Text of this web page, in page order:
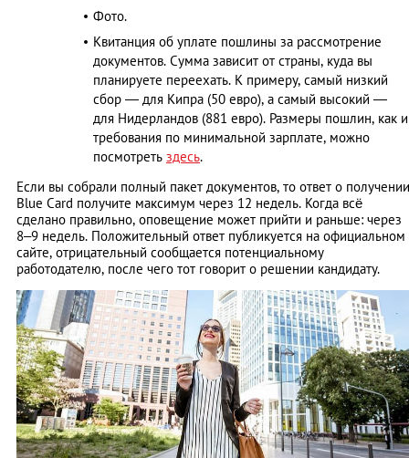
Фото.
Квитанция об уплате пошлины за рассмотрение
документов. Сумма зависит от страны, куда вы
планируете переехать. К примеру, самый низкий
сбор — для Кипра (50 евро), а самый высокий —
для Нидерландов (881 евро). Размеры пошлин, как и
требования по минимальной зарплате, можно
посмотреть здесь.
Если вы собрали полный пакет документов, то ответ о получении
Blue Card получите максимум через 12 недель. Когда всё
сделано правильно, оповещение может прийти и раньше: через
8–9 недель. Положительный ответ публикуется на официальном
сайте, отрицательный сообщается потенциальному
работодателю, после чего тот говорит о решении кандидату.